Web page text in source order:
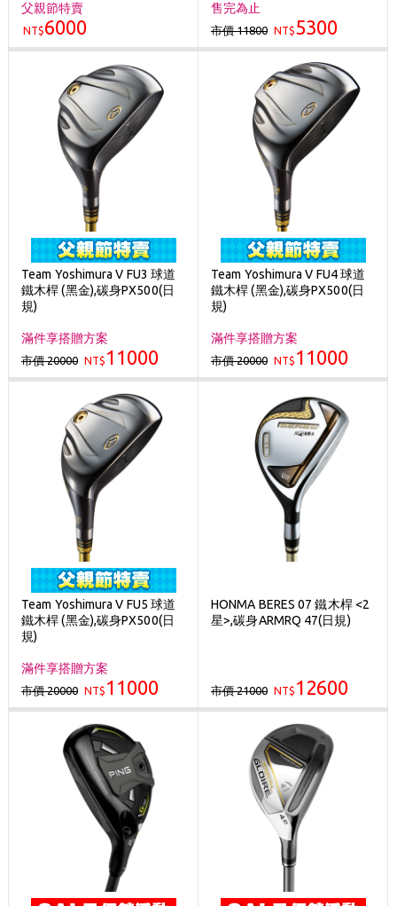
父親節特賣
NT$6000
售完為止
市價 11800 NT$5300
Team Yoshimura V FU3 球道
鐵木桿 (黑金),碳身PX500(日
規)
滿件享搭贈方案
市價 20000 NT$ 11000
Team Yoshimura V FU4 球道
鐵木桿 (黑金),碳身PX500(日
規)
滿件享搭贈方案
市價 20000 NT$ 11000
Team Yoshimura V FU5 球道
鐵木桿 (黑金),碳身PX500(日
規)
滿件享搭贈方案
市價 20000 NT$ 11000
HONMA BERES 07 鐵木桿 <2
星>,碳身ARMRQ 47(日規)
市價 21000 NT$ 12600